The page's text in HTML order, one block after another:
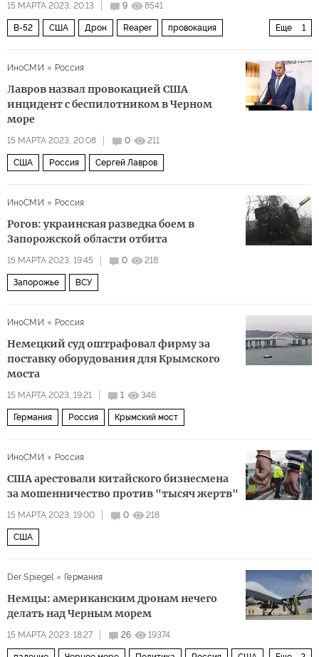
15 МАРТА 2023, 20:13 9 8541
Еще 1
B-52 США Дрон Reaper провокация
ИноСМИ
Россия
Лавров назвал провокацией США
инцидент с беспилотником в Черном
море
15 МАРТА 2023, 20:08 0 211
США Россия Сергей Лавров
ИноСМИ Россия
Рогов: украинская разведка боем в
Запорожской области отбита
15 МАРТА 2023, 19:45 0 218
Запорожье ВСУ
ИноСМИ Россия
Немецкий суд оштрафовал фирму за
поставку оборудования для Крымского
моста
15 МАРТА 2023, 19:21 1 346
Германия Россия Крымский мост
ИноСМИ Россия
США арестовали китайского бизнесмена
за мошенничество против "тысяч жертв"
15 МАРТА 2023, 19:00 0 218
США
Der Spiegel Германия
Немцы: американским дронам нечего
делать над Черным морем
15 МАРТА 2023, 18:27 26 19374